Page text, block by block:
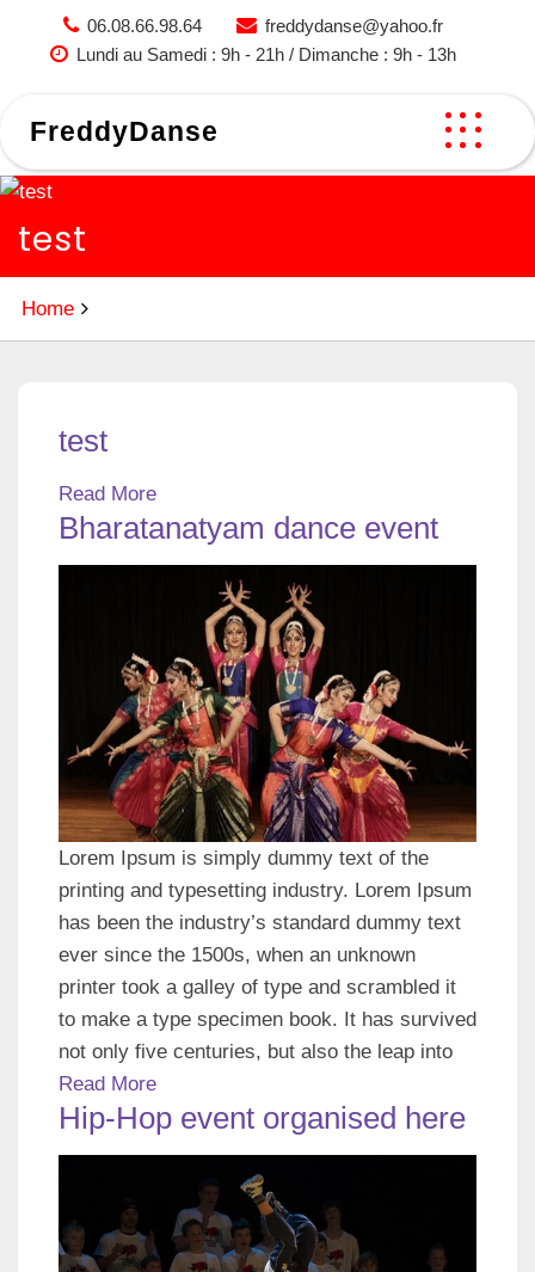
06.08.66.98.64
freddydanse@yahoo.fr
Lundi au Samedi : 9h - 21h / Dimanche : 9h - 13h
FreddyDanse
test
Home
test
Read More
Bharatanatyam dance event
Lorem Ipsum is simply dummy text of the
printing and typesetting industry. Lorem Ipsum
has been the industry’s standard dummy text
ever since the 1500s, when an unknown
printer took a galley of type and scrambled it
to make a type specimen book. It has survived
not only five centuries, but also the leap into
Read More
Hip-Hop event organised here